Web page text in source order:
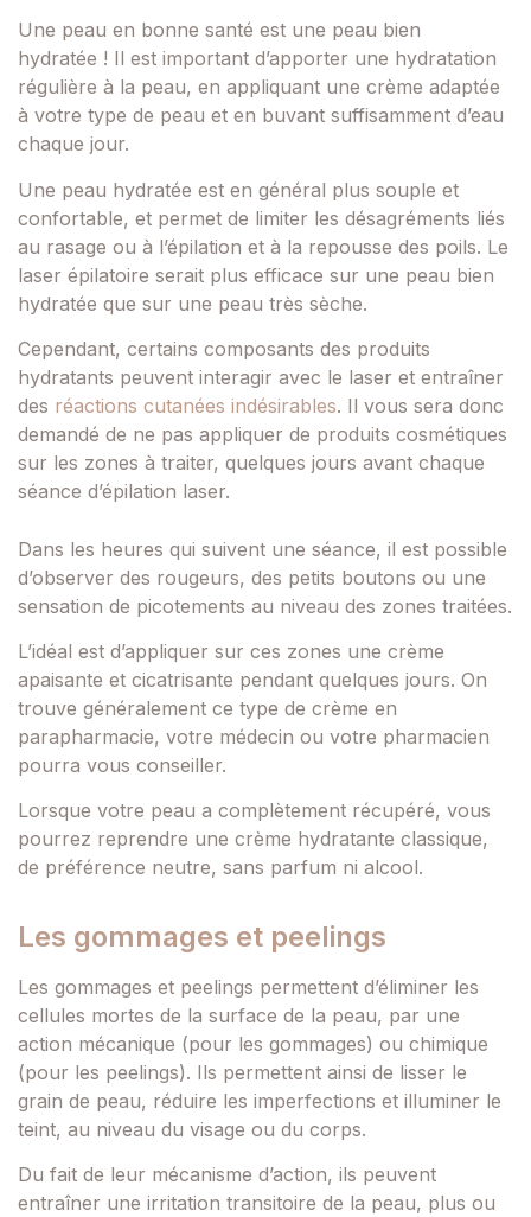
Une peau en bonne santé est une peau bien
hydratée ! Il est important d’apporter une hydratation
régulière à la peau, en appliquant une crème adaptée
à votre type de peau et en buvant suffisamment d’eau
chaque jour.
Une peau hydratée est en général plus souple et
confortable, et permet de limiter les désagréments liés
au rasage ou à l’épilation et à la repousse des poils. Le
laser épilatoire serait plus efficace sur une peau bien
hydratée que sur une peau très sèche.
Cependant, certains composants des produits
hydratants peuvent interagir avec le laser et entraîner
des réactions cutanées indésirables. Il vous sera donc
demandé de ne pas appliquer de produits cosmétiques
sur les zones à traiter, quelques jours avant chaque
séance d’épilation laser.
Dans les heures qui suivent une séance, il est possible
d’observer des rougeurs, des petits boutons ou une
sensation de picotements au niveau des zones traitées.
L’idéal est d’appliquer sur ces zones une crème
apaisante et cicatrisante pendant quelques jours. On
trouve généralement ce type de crème en
parapharmacie, votre médecin ou votre pharmacien
pourra vous conseiller.
Lorsque votre peau a complètement récupéré, vous
pourrez reprendre une crème hydratante classique,
de préférence neutre, sans parfum ni alcool.
Les gommages et peelings
Les gommages et peelings permettent d’éliminer les
cellules mortes de la surface de la peau, par une
action mécanique (pour les gommages) ou chimique
(pour les peelings). Ils permettent ainsi de lisser le
grain de peau, réduire les imperfections et illuminer le
teint, au niveau du visage ou du corps.
Du fait de leur mécanisme d’action, ils peuvent
entraîner une irritation transitoire de la peau, plus ou